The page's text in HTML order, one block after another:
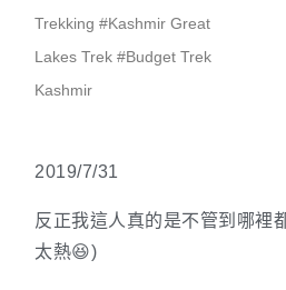
Trekking #Kashmir Great
Lakes Trek #Budget Trek
Kashmir
2019/7/31
反正我這人真的是不管到哪裡
太熱😆)